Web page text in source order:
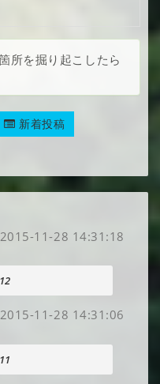
所を掘り起こしたら
新着投稿
2015-11-28 14:31:18
2015-11-28 14:31:06